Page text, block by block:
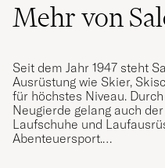
Mehr von
Seit dem Jahr 1947 steht
Ausrüstung wie Skier,
für höchstes Niveau.
Neugierde gelang auch
Laufschuhe und
Abenteuersport.